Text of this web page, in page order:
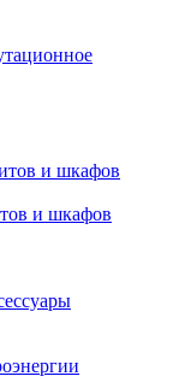
и шкафов
и шкафов